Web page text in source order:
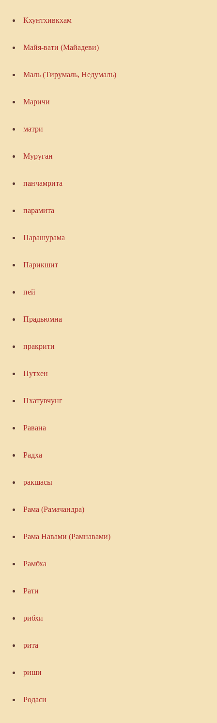
Кхунтхивкхам
Майя-вати (Майадеви)
Маль (Тирумаль, Недумаль)
Маричи
матри
Муруган
панчамрита
парамита
Парашурама
Парикшит
пей
Прадьюмна
пракрити
Путхен
Пхатувчунг
Равана
Радха
ракшасы
Рама (Рамачандра)
Рама Навами (Рамнавами)
Рамбха
Рати
рибхи
рита
риши
Родаси